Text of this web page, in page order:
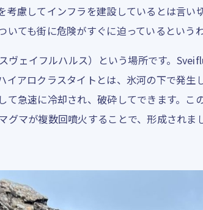
考慮してインフラを建設しているとは言
いても街に危険がすぐに迫っているという
ェイフルハルス）という場所です。
イアロクラスタイトとは、氷河の下で発
て急速に冷却され、破砕してできます。
グマが複数回噴火することで、形成されま